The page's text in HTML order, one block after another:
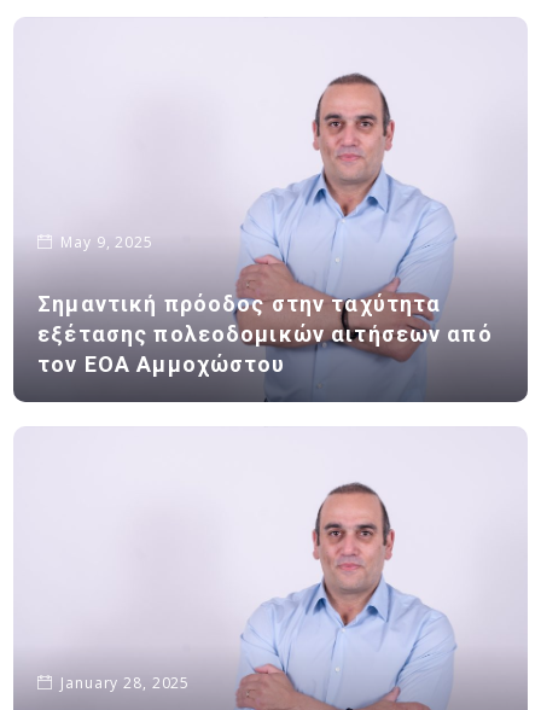
May 9, 2025
Σημαντική πρόοδος στην ταχύτητα
εξέτασης πολεοδομικών αιτήσεων από
τον ΕΟΑ Αμμοχώστου
January 28, 2025